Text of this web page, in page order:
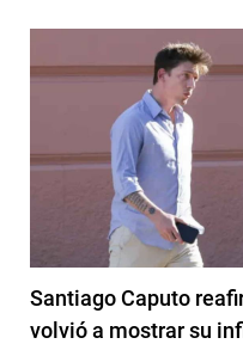
Santiago Caputo
volvió a mostrar su